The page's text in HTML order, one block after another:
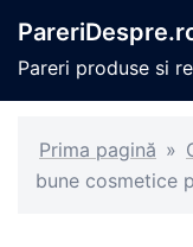
conținut
Pareri produse si
Prima pagină »
bune cosmetice